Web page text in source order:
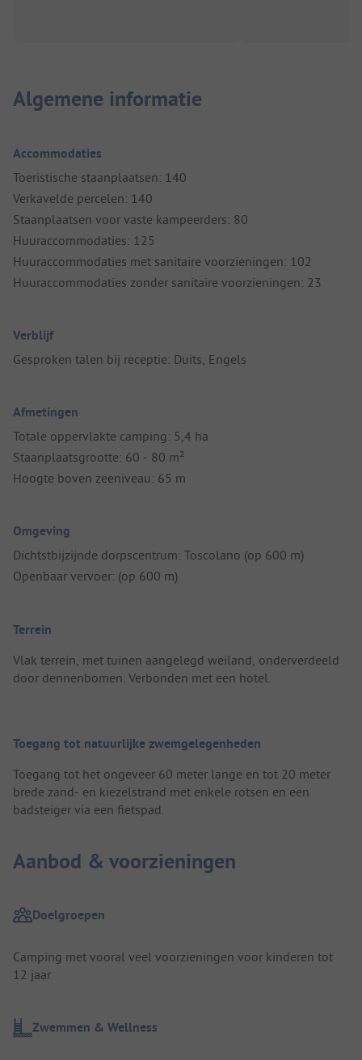
Algemene informatie
Accommodaties
Toeristische staanplaatsen: 140
Verkavelde percelen: 140
Staanplaatsen voor vaste kampeerders: 80
Huuraccommodaties: 125
Huuraccommodaties met sanitaire voorzieningen: 102
Huuraccommodaties zonder sanitaire voorzieningen: 23
Verblijf
Gesproken talen bij receptie: Duits, Engels
Afmetingen
Totale oppervlakte camping: 5,4 ha
Staanplaatsgrootte: 60 - 80 m²
Hoogte boven zeeniveau: 65 m
Omgeving
Dichtstbijzijnde dorpscentrum: Toscolano (op 600 m)
Openbaar vervoer: (op 600 m)
Terrein
Vlak terrein, met tuinen aangelegd weiland, onderverdeeld
door dennenbomen. Verbonden met een hotel.
Toegang tot natuurlijke zwemgelegenheden
Toegang tot het ongeveer 60 meter lange en tot 20 meter
brede zand- en kiezelstrand met enkele rotsen en een
badsteiger via een fietspad.
Aanbod & voorzieningen
Doelgroepen
Camping met vooral veel voorzieningen voor kinderen tot
12 jaar
Zwemmen & Wellness